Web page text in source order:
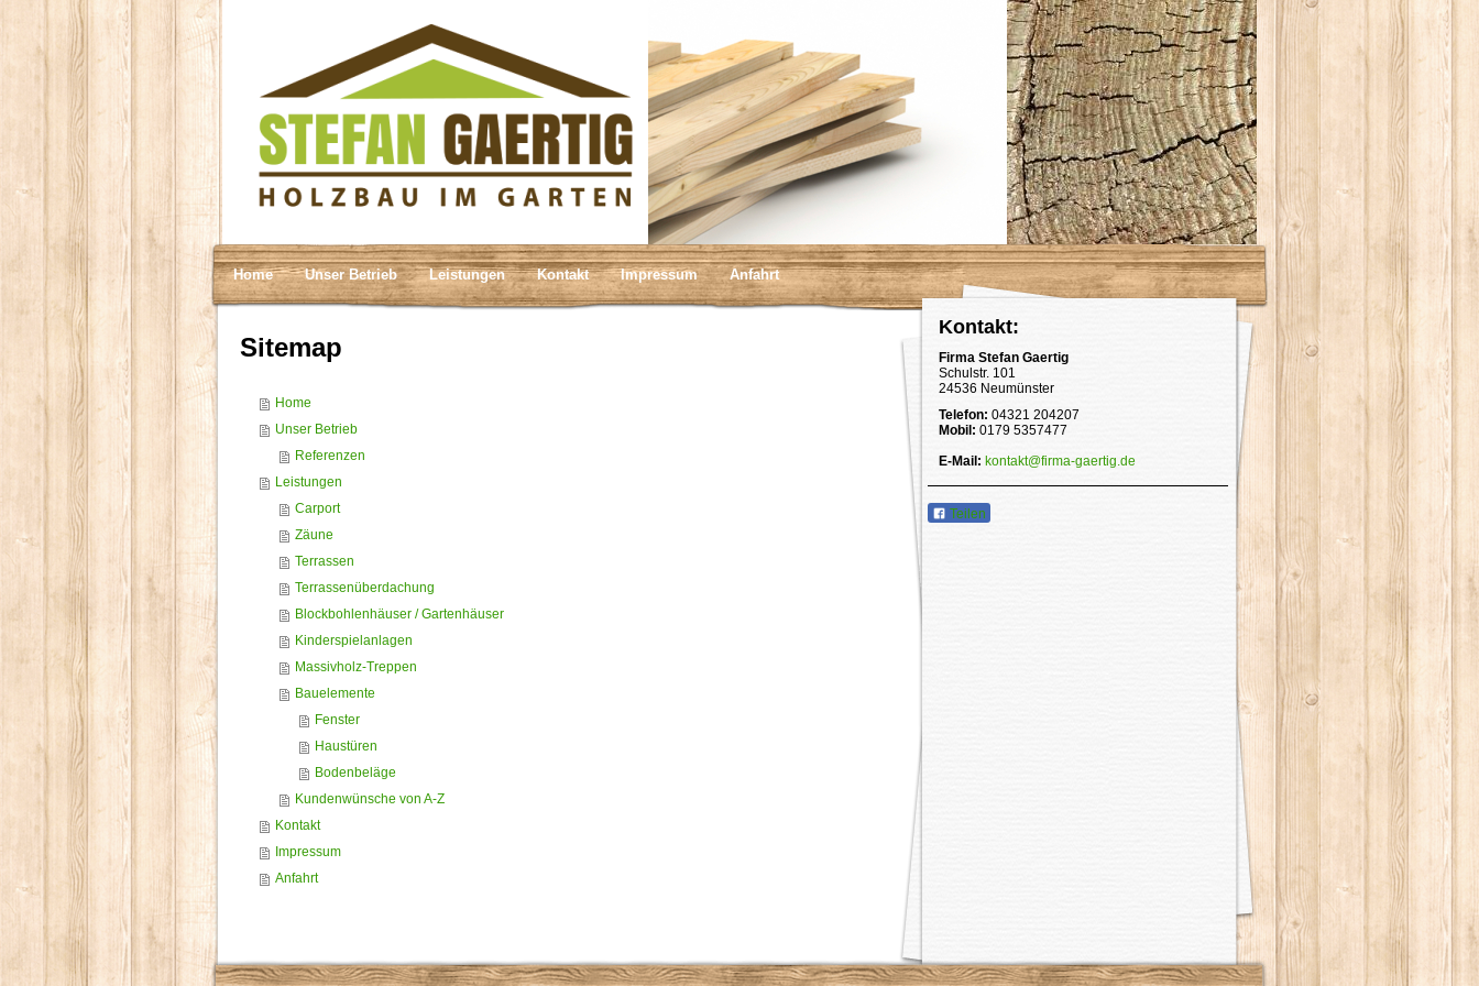
Home Unser Betrieb Leistungen Kontakt Impressum Anfahrt
Sitemap
Home
Unser Betrieb
Referenzen
Leistungen
Carport
Zäune
Terrassen
Terrassenüberdachung
Blockbohlenhäuser / Gartenhäuser
Kinderspielanlagen
Massivholz-Treppen
Bauelemente
Fenster
Haustüren
Bodenbeläge
Kundenwünsche von A-Z
Kontakt
Impressum
Anfahrt
Kontakt:
Firma Stefan Gaertig
Schulstr. 101
24536 Neumünster
Telefon: 04321 204207
Mobil: 0179 5357477
E-Mail: kontakt@firma-gaertig.de
Teilen